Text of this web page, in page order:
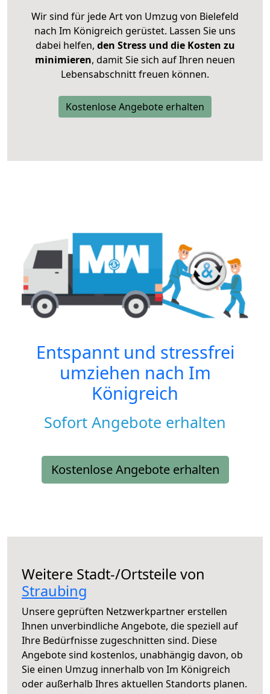
Wir sind für jede Art von Umzug von Bielefeld
nach Im Königreich gerüstet. Lassen Sie uns
dabei helfen, den Stress und die Kosten zu
minimieren, damit Sie sich auf Ihren neuen
Lebensabschnitt freuen können.
Kostenlose Angebote erhalten
Entspannt und stressfrei
umziehen nach Im
Königreich
Sofort Angebote erhalten
Kostenlose Angebote erhalten
Weitere Stadt-/Ortsteile von
Straubing
Unsere geprüften Netzwerkpartner erstellen
Ihnen unverbindliche Angebote, die speziell auf
Ihre Bedürfnisse zugeschnitten sind. Diese
Angebote sind kostenlos, unabhängig davon, ob
Sie einen Umzug innerhalb von Im Königreich
oder außerhalb Ihres aktuellen Standorts planen.